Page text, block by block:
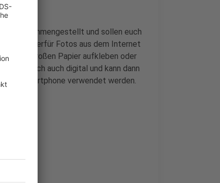
zusammengestellt und sollen euch
könnt hierfür Fotos aus dem Internet
einem großen Papier aufkleben oder
natürlich auch digital und kann dann
Smartphone verwendet werden.